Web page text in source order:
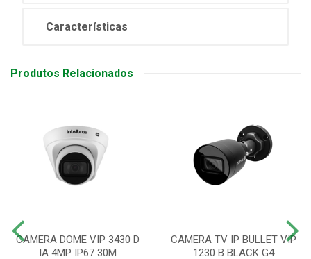
Características
Produtos Relacionados
CAMERA DOME VIP 3430 D
IA 4MP IP67 30M
CAMERA TV IP BULLET VIP
1230 B BLACK G4